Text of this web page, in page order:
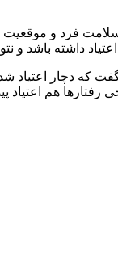
فرد و موقعیت
داشته باشد و
که دچار اعتیاد
هم اعتیاد